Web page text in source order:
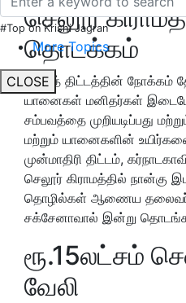
#Top on Krishi Jagran
More Topics
CLOSE
செலூர்
தொடக்கம்
இந்தத் திட்டத்தின் நோக்கம்
யானைகள் மனிதர்கள்
சம்பவத்தை முறியடிப்பது
மற்றும் யானைகளின்
முன்மாதிரி திட்டம்,
செலூர் கிராமத்தில் நான்கு
தொழில்கள் ஆணைய தலைவர்
சக்சேனாவால் இன்று
ரூ.15லட்சம்
வேலி